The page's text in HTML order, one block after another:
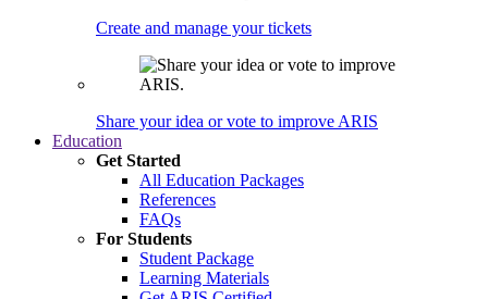
Create and manage your tickets
Share your idea or vote to improve ARIS
Education
Get Started
All Education Packages
References
FAQs
For Students
Student Package
Learning Materials